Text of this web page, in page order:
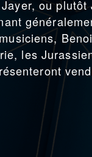
ou plutôt
les